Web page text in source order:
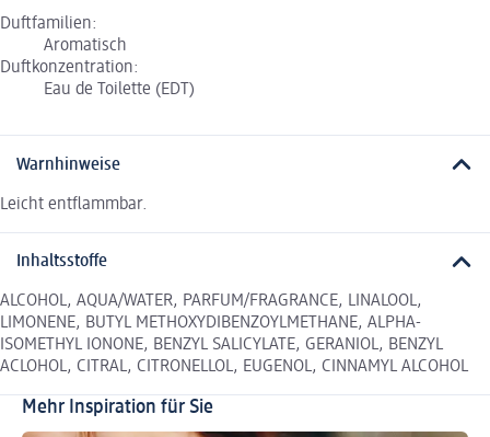
Duftfamilien:
Aromatisch
Duftkonzentration:
Eau de Toilette (EDT)
Warnhinweise
Leicht entflammbar.
Inhaltsstoffe
ALCOHOL, AQUA/WATER, PARFUM/FRAGRANCE, LINALOOL,
LIMONENE, BUTYL METHOXYDIBENZOYLMETHANE, ALPHA-
ISOMETHYL IONONE, BENZYL SALICYLATE, GERANIOL, BENZYL
ACLOHOL, CITRAL, CITRONELLOL, EUGENOL, CINNAMYL ALCOHOL
Mehr Inspiration für Sie